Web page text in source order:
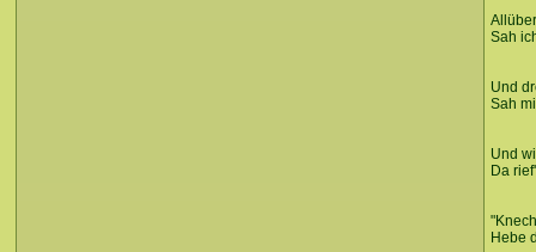
Sah
Und
Sah
Und
Da
Hebe